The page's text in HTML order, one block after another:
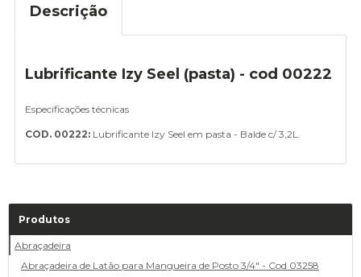
Descrição
Lubrificante Izy Seel (pasta) - cod 00222
Especificações técnicas
COD. 00222: Lubrificante Izy Seel em pasta - Balde c/ 3,2L.
Produtos
Abraçadeira
Abraçadeira de Latão para Mangueira de Posto 3/4" - Cod 03258